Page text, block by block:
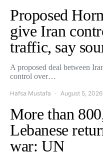
Proposed
give Iran
traffic, say
A proposed deal between
control over…
Hafsa Mustafa August 5, 2026
More than
Lebanese
war: UN